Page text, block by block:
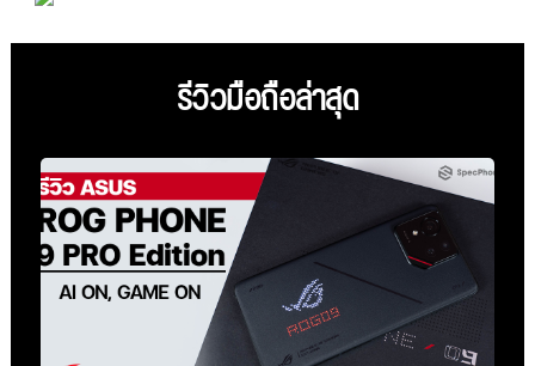
รีวิวมือถือล่าสุด